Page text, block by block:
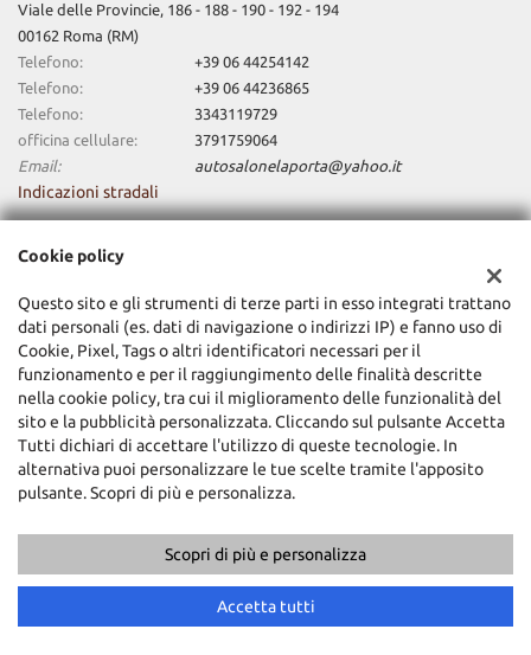
Viale delle Provincie, 186 - 188 - 190 - 192 - 194
00162 Roma (RM)
Telefono:
+39 06 44254142
Telefono:
+39 06 44236865
Telefono:
3343119729
officina cellulare:
3791759064
Email:
autosalonelaporta@yahoo.it
Indicazioni stradali
La Porta Domenico E C. Srl
Via Cupa 16, Roma (RM)
C.F/P.IVA:01637411008
Registro delle imprese: RM
Copyright © 2026 GestionaleAuto.com S.r.l., Tutti i diritti riservati -
Leggi l'informativa sulla privacy-Cookie Policy
GestionaleAuto.com
Cookie policy
Questo sito e gli strumenti di terze parti in esso integrati trattano
dati personali (es. dati di navigazione o indirizzi IP) e fanno uso di
Cookie, Pixel, Tags o altri identificatori necessari per il
funzionamento e per il raggiungimento delle finalità descritte
nella cookie policy, tra cui il miglioramento delle funzionalità del
sito e la pubblicità personalizzata. Cliccando sul pulsante Accetta
Tutti dichiari di accettare l'utilizzo di queste tecnologie. In
alternativa puoi personalizzare le tue scelte tramite l'apposito
pulsante. Scopri di più e personalizza.
Scopri di più e personalizza
Accetta tutti